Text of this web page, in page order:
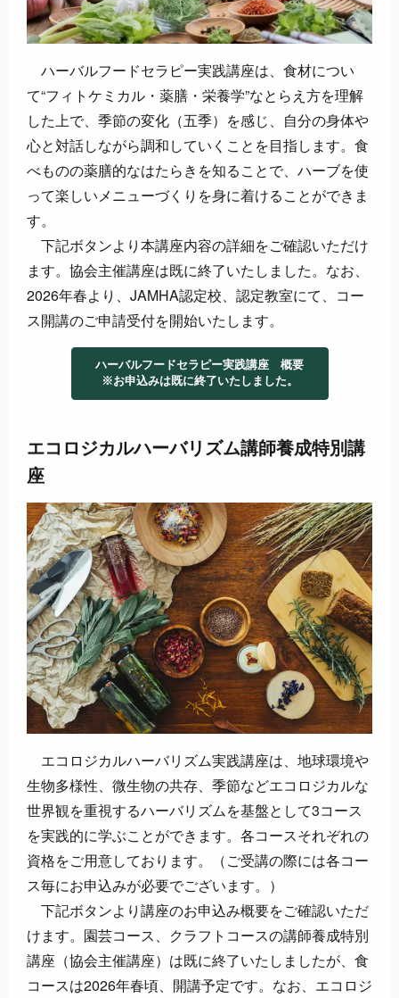
ハーバルフードセラピー実践講座は、食材につい
て“フィトケミカル・薬膳・栄養学”なとらえ方を理解
した上で、季節の変化（五季）を感じ、自分の身体や
心と対話しながら調和していくことを目指します。食
べものの薬膳的なはたらきを知ることで、ハーブを使
って楽しいメニューづくりを身に着けることができま
す。
下記ボタンより本講座内容の詳細をご確認いただけ
ます。協会主催講座は既に終了いたしました。なお、
2026年春より、JAMHA認定校、認定教室にて、コー
ス開講のご申請受付を開始いたします。
ハーバルフードセラピー実践講座 概要
※お申込みは既に終了いたしました。
エコロジカルハーバリズム講師養成特別講
座
エコロジカルハーバリズム実践講座は、地球環境や
生物多様性、微生物の共存、季節などエコロジカルな
世界観を重視するハーバリズムを基盤として3コース
を実践的に学ぶことができます。各コースそれぞれの
資格をご用意しております。（ご受講の際には各コー
ス毎にお申込みが必要でございます。）
下記ボタンより講座のお申込み概要をご確認いただ
けます。園芸コース、クラフトコースの講師養成特別
講座（協会主催講座）は既に終了いたしましたが、食
コースは2026年春頃、開講予定です。なお、エコロジ